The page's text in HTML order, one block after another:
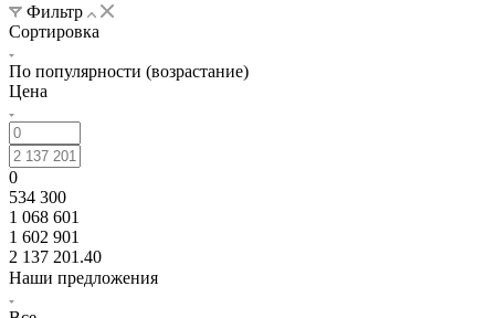
Фильтр
Сортировка
По популярности (возрастание)
Цена
0
534 300
1 068 601
1 602 901
2 137 201.40
Наши предложения